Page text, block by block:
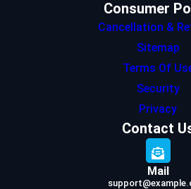
Consumer
Cancellation &
Sitemap
Terms Of
Security
Privacy
Contact
Mail